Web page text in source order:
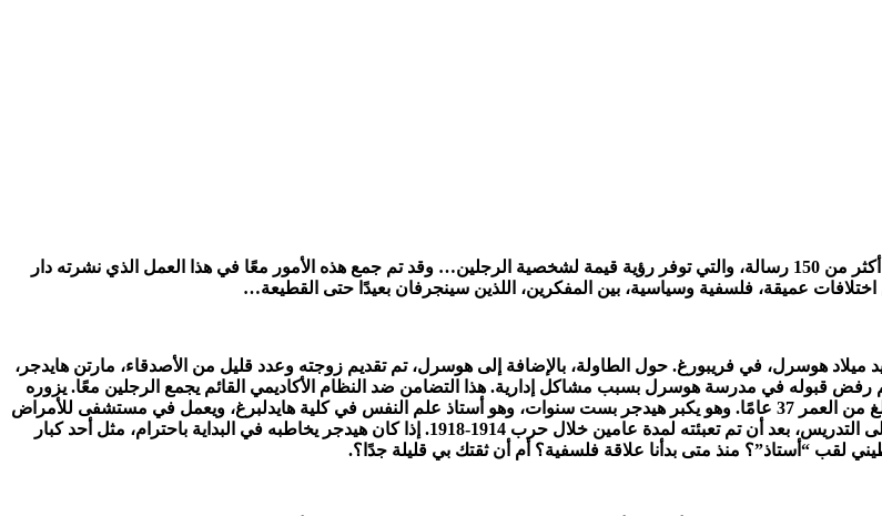
حافظ مارتن هيدجر وكرل ياسبرز من عام 1920 إلى عام 1963، على مراسلات وثيقة: أكثر من 150 رسالة، والتي توفر رؤية قيمة لشخصية الرجلين… وقد تم جمع هذه الأمور معًا في هذا العمل الذي نشرته دار
عميقة، فلسفية وسياسية، بين المفكرين، اللذين سينجرفان بعيدًا حتى القطيعة…
ميلاد هوسرل، في فريبورغ. حول الطاولة، بالإضافة إلى هوسرل، تم تقديم زوجته وعدد قليل من الأصدقاء، مارتن هايدجر،
قبوله في مدرسة هوسرل بسبب مشاكل إدارية. هذا التضامن ضد النظام الأكاديمي القائم يجمع الرجلين معًا. يزوره
كارل ياسبرز وتتقوى الصداقة بينهما وتبدأ المراسلات بينهما. كان كارل ياسبرز حينها يبلغ من العمر 37 عامًا. وهو يكبر هيدجر بست سنوات، وهو أستاذ علم النفس في كلية هايدلبرغ، ويعمل في مستشفى للأمراض
النفسية في المدينة. أما هيدجر فهو أستاذ الفلسفة في جامعة فريبورغ: لقد عاد لتوه إلى التدريس، بعد أن تم تعبئته لمدة عامين خلال حرب 1914-1918. إذا كان هيدجر يخاطبه في البداية باحترام، مثل أحد كبار
لقب “أستاذ”؟ منذ متى بدأنا علاقة فلسفية؟ أم أن ثقتك بي قليلة جدًا؟.